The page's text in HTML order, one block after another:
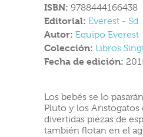
ISBN: 9788444166438
Editorial: Everest - Sd
Autor: Equipo Everest
Colección: Libros
Fecha de edición:
Los bebés se lo
Pluto y los Aristogatos
divertidas piezas de
también flotan en el